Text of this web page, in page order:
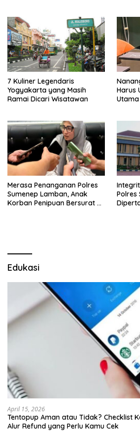
7 Kuliner Legendaris
Yogyakarta yang Masih
Ramai Dicari Wisatawan
Harus
Utama
Merasa Penanganan Polres
Sumenep Lamban, Anak
Korban Penipuan Bersurat ke
Polres
Edukasi
April 15, 2026
Tentopup Aman atau Tidak? Checklist
Alur Refund yang Perlu Kamu Cek